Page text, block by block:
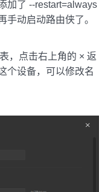
加了 --restart=always
手动启动路由侠了。
，点击右上角的 × 返
个设备，可以修改名